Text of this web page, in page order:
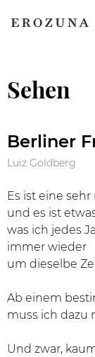
Sehen
Berliner
Luiz Goldberg
Es ist eine
und es ist
was ich jedes
immer wieder
um dieselbe
Ab einem
muss ich dazu
Und zwar,